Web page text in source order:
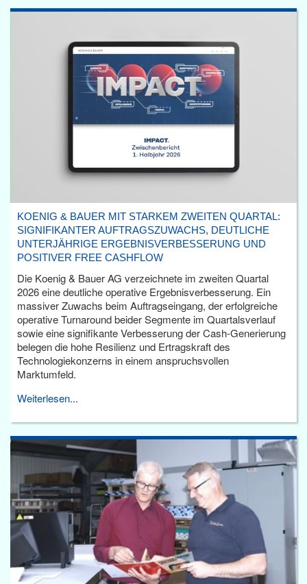
KOENIG & BAUER MIT STARKEM ZWEITEN QUARTAL:
SIGNIFIKANTER AUFTRAGSZUWACHS, DEUTLICHE
UNTERJÄHRIGE ERGEBNISVERBESSERUNG UND
POSITIVER FREE CASHFLOW
Die Koenig & Bauer AG verzeichnete im zweiten Quartal
2026 eine deutliche operative Ergebnisverbesserung. Ein
massiver Zuwachs beim Auftragseingang, der erfolgreiche
operative Turnaround beider Segmente im Quartalsverlauf
sowie eine signifikante Verbesserung der Cash-Generierung
belegen die hohe Resilienz und Ertragskraft des
Technologiekonzerns in einem anspruchsvollen
Marktumfeld.
Weiterlesen...